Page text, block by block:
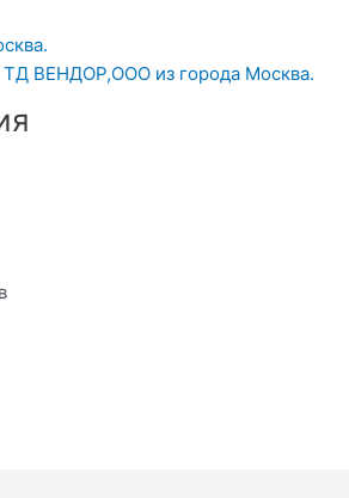
ТД ВЕНДОР,ООО из города Москва.